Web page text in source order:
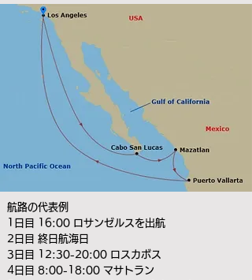
航路の代表例
1日目 16:00 ロサンゼルスを出航
2日目 終日航海日
3日目 12:30-20:00 ロスカボス
4日目 8:00-18:00 マサトラン